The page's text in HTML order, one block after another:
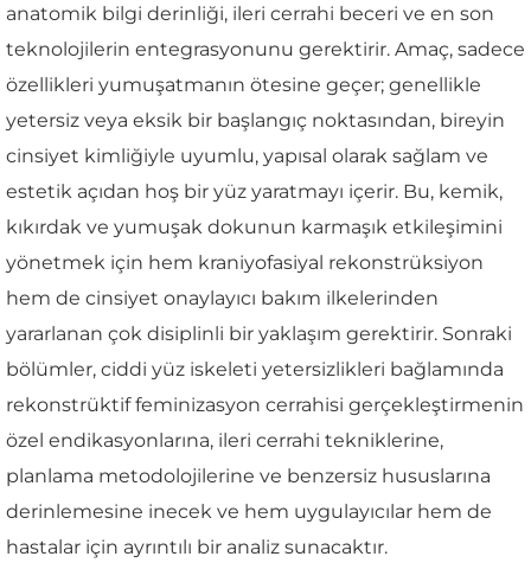
anatomik bilgi derinliği, ileri cerrahi beceri ve en son
teknolojilerin entegrasyonunu gerektirir. Amaç, sadece
özellikleri yumuşatmanın ötesine geçer; genellikle
yetersiz veya eksik bir başlangıç noktasından, bireyin
cinsiyet kimliğiyle uyumlu, yapısal olarak sağlam ve
estetik açıdan hoş bir yüz yaratmayı içerir. Bu, kemik,
kıkırdak ve yumuşak dokunun karmaşık etkileşimini
yönetmek için hem kraniyofasiyal rekonstrüksiyon
hem de cinsiyet onaylayıcı bakım ilkelerinden
yararlanan çok disiplinli bir yaklaşım gerektirir. Sonraki
bölümler, ciddi yüz iskeleti yetersizlikleri bağlamında
rekonstrüktif feminizasyon cerrahisi gerçekleştirmenin
özel endikasyonlarına, ileri cerrahi tekniklerine,
planlama metodolojilerine ve benzersiz hususlarına
derinlemesine inecek ve hem uygulayıcılar hem de
hastalar için ayrıntılı bir analiz sunacaktır.